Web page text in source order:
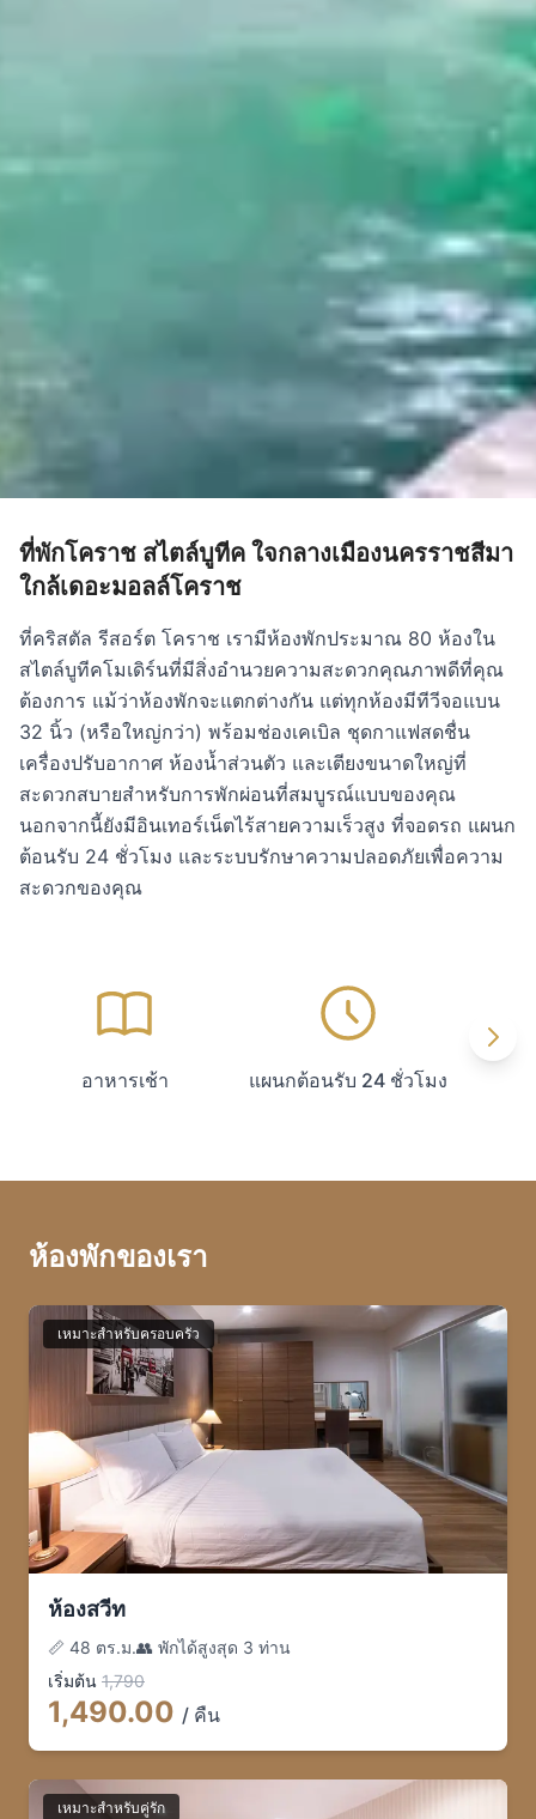
ที่พักโคราช สไตล์บูทีค ใจกลางเมืองนครราชสีมา
ใกล้เดอะมอลล์โคราช
ที่คริสตัล รีสอร์ต โคราช เรามีห้องพักประมาณ 80 ห้องใน
สไตล์บูทีคโมเดิร์นที่มีสิ่งอำนวยความสะดวกคุณภาพดีที่คุณ
ต้องการ แม้ว่าห้องพักจะแตกต่างกัน แต่ทุกห้องมีทีวีจอแบน
32 นิ้ว (หรือใหญ่กว่า) พร้อมช่องเคเบิล ชุดกาแฟสดชื่น
เครื่องปรับอากาศ ห้องน้ำส่วนตัว และเตียงขนาดใหญ่ที่
สะดวกสบายสำหรับการพักผ่อนที่สมบูรณ์แบบของคุณ
นอกจากนี้ยังมีอินเทอร์เน็ตไร้สายความเร็วสูง ที่จอดรถ แผนก
ต้อนรับ 24 ชั่วโมง และระบบรักษาความปลอดภัยเพื่อความ
สะดวกของคุณ
อาหารเช้า แผนกต้อนรับ 24 ชั่วโมง
ห้องพักของเรา
เหมาะสำหรับครอบครัว
ห้องสวีท
📏 48 ตร.ม.👥 พักได้สูงสุด 3 ท่าน
เริ่มต้น 1,790
1,490.00 / คืน
เหมาะสำหรับคู่รัก